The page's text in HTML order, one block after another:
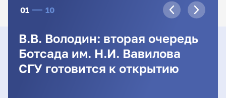
01 10
В.В. Володин: вторая очередь
Ботсада им. Н.И. Вавилова
СГУ готовится к открытию